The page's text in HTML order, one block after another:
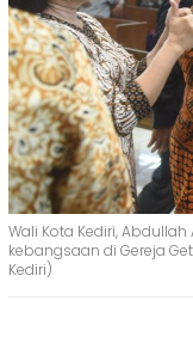
Wali Kota Kediri,
kebangsaan di Gereja
Kediri)